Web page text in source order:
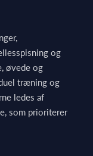
og
øvede og
træning og
ledes af
som prioriterer